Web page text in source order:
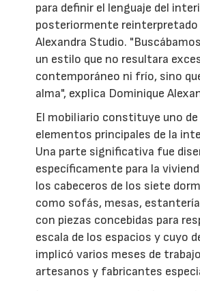
para definir el lenguaje del
posteriormente reinterpretado
Alexandra Studio.
un estilo que no resultara
contemporáneo ni frío, sino
alma", explica Dominique
El mobiliario constituye uno de
elementos principales de la
Una parte significativa fue
específicamente para la
los cabeceros de los siete
como sofás, mesas,
con piezas concebidas para
escala de los espacios y cuyo
implicó varios meses de
artesanos y fabricantes